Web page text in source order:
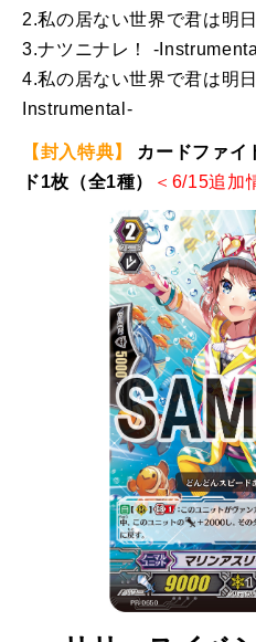
2.私の居ない世界で君は明
3.ナツニナレ！ -
4.私の居ない世界で君は明
Instrumental-
【封入特典】
カードファイ
ド1枚（全1種）
＜6/15追加